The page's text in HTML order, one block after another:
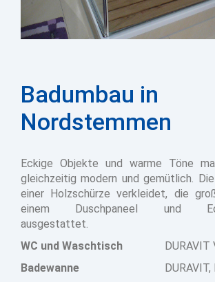
Badumbau in
Nordstemmen
Eckige Objekte und warme Töne
gleichzeitig modern und gemütlich.
einer Holzschürze verkleidet, die
einem Duschpaneel und
ausgestattet.
WC und Waschtisch
DURAVIT
Badewanne
DURAVIT,